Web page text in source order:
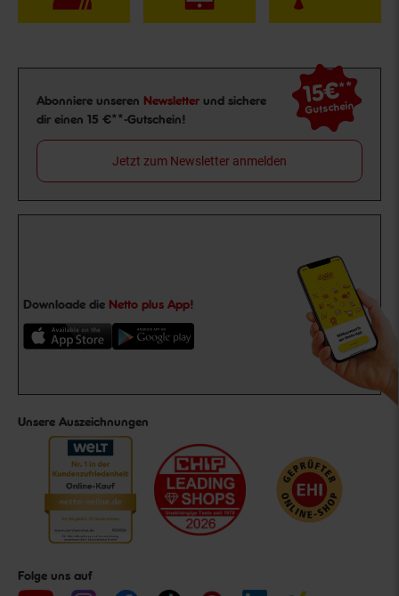
Newsletter Anmeldung
Abonniere unseren Newsletter und sichere
dir einen 15 €**-Gutschein!
15€**
Gutschein
Jetzt zum Newsletter anmelden
Downloade die Netto plus App!
Unsere Auszeichnungen
Folge uns auf